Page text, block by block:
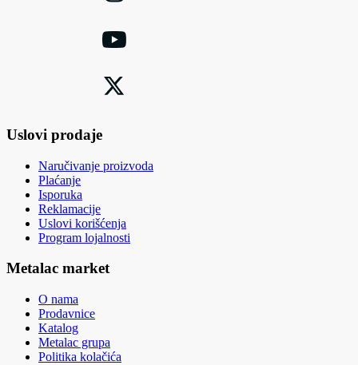
Uslovi prodaje
Naručivanje proizvoda
Plaćanje
Isporuka
Reklamacije
Uslovi korišćenja
Program lojalnosti
Metalac market
O nama
Prodavnice
Katalog
Metalac grupa
Politika kolačića